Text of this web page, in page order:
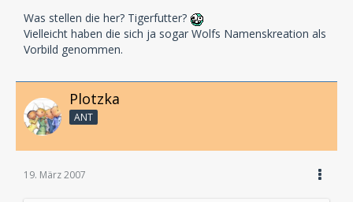
Was stellen die her? Tigerfutter?
Vielleicht haben die sich ja sogar Wolfs Namenskreation als
Vorbild genommen.
Plotzka
ANT
19. März 2007